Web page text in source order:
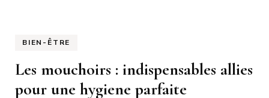
BIEN-ÊTRE
Les mouchoirs : indispensables allies
pour une hygiene parfaite